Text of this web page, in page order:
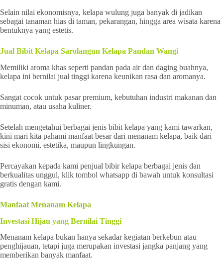
Selain nilai ekonomisnya, kelapa wulung juga banyak di jadikan
sebagai tanaman hias di taman, pekarangan, hingga area wisata karena
bentuknya yang estetis.
Jual Bibit Kelapa Sarolangun Kelapa Pandan Wangi
Memiliki aroma khas seperti pandan pada air dan daging buahnya,
kelapa ini bernilai jual tinggi karena keunikan rasa dan aromanya.
Sangat cocok untuk pasar premium, kebutuhan industri makanan dan
minuman, atau usaha kuliner.
Setelah mengetahui berbagai jenis bibit kelapa yang kami tawarkan,
kini mari kita pahami manfaat besar dari menanam kelapa, baik dari
sisi ekonomi, estetika, maupun lingkungan.
Percayakan kepada kami penjual bibir kelapa berbagai jenis dan
berkualitas unggul, klik tombol whatsapp di bawah untuk konsultasi
gratis dengan kami.
Manfaat Menanam Kelapa
Investasi Hijau yang Bernilai Tinggi
Menanam kelapa bukan hanya sekadar kegiatan berkebun atau
penghijauan, tetapi juga merupakan investasi jangka panjang yang
memberikan banyak manfaat.